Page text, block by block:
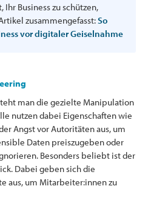
Business zu schützen,
zusammengefasst:So
vor digitaler Geiselnahme
man die gezielte Manipulation
nutzen dabei Eigenschaften wie
Angst vor Autoritäten aus, um
Daten preiszugeben oder
Besonders beliebt ist der
Dabei geben sich die
aus, um Mitarbeiter:innen zu